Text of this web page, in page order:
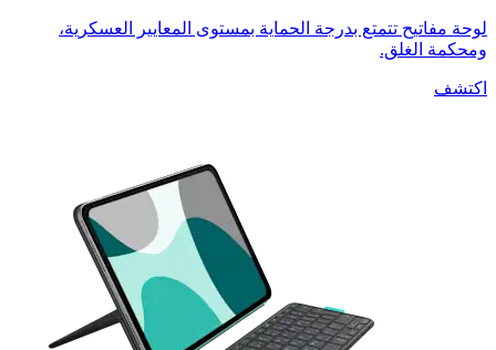
لوحة مفاتيح تتمتع بدرجة الحماية بمستوى المعايير العسكرية،
ومحكمة الغلق.
اكتشف